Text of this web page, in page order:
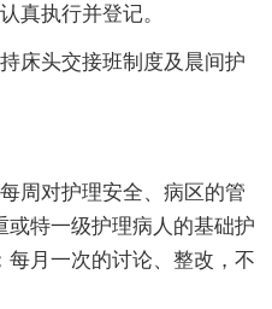
执行并登记。
头交接班制度及晨间护
对护理安全、病区的管
特一级护理病人的基础护
月一次的讨论、整改，不